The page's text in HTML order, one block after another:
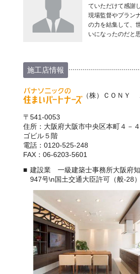
ていただけて感謝
現場監督やプラン
の力を結集して、
いになったのだと
施工店情報
（株）ＣＯＮＹ
〒541-0053
住所：大阪府大阪市中央区本町４－
ゴビル５階
電話：0120-525-248
FAX：06-6203-5601
建設業 一級建築士事務所大阪府
947号\n国土交通大臣許可（般-28